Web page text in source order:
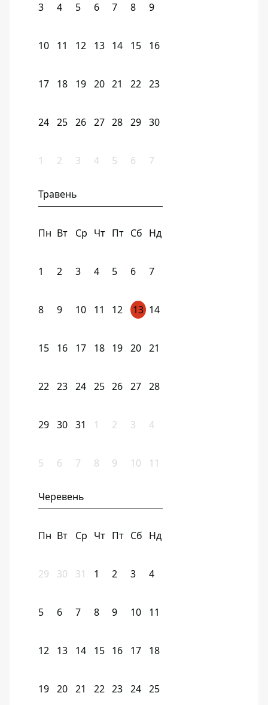
3 4 5 6 7 8 9
10 11 12 13 14 15 16
17 18 19 20 21 22 23
24 25 26 27 28 29 30
1 2 3 4 5 6 7
Травень
Пн Вт Ср Чт Пт Сб Нд
1 2 3 4 5 6 7
8 9 10 11 12 13 14
15 16 17 18 19 20 21
22 23 24 25 26 27 28
29 30 31 1 2 3 4
5 6 7 8 9 10 11
Черевень
Пн Вт Ср Чт Пт Сб Нд
29 30 31 1 2 3 4
5 6 7 8 9 10 11
12 13 14 15 16 17 18
19 20 21 22 23 24 25